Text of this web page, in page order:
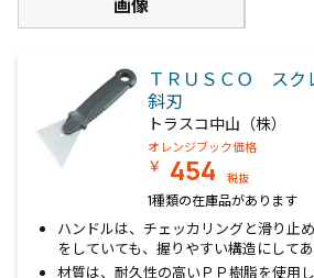
画像
ＴＲＵＳＣＯ ス
斜刃
トラスコ中山（株）
オレンジブック価格
￥ 454 税抜
1種類の在庫品があります
ハンドルは、チェッカリングと滑り止
をしていても、握りやすい構造にしてあ
材質は、耐久性の高いＰＰ樹脂を使用し